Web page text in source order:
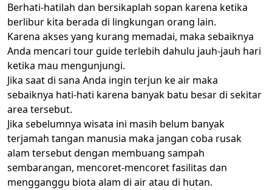
Berhati-hatilah dan bersikaplah sopan karena ketika
berlibur kita berada di lingkungan orang lain.
Karena akses yang kurang memadai, maka sebaiknya
Anda mencari tour guide terlebih dahulu jauh-jauh hari
ketika mau mengunjungi.
Jika saat di sana Anda ingin terjun ke air maka
sebaiknya hati-hati karena banyak batu besar di sekitar
area tersebut.
Jika sebelumnya wisata ini masih belum banyak
terjamah tangan manusia maka jangan coba rusak
alam tersebut dengan membuang sampah
sembarangan, mencoret-mencoret fasilitas dan
mengganggu biota alam di air atau di hutan.